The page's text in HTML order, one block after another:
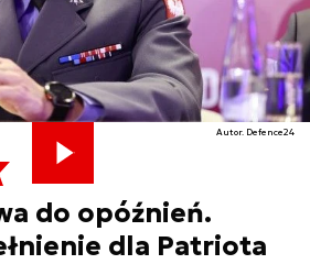
do opóźnień.
dla Patriota
Autor. Defence24